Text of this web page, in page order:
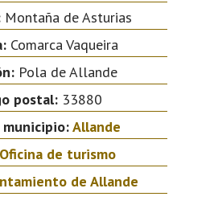
Montaña de Asturias
Comarca Vaqueira
Pola de Allande
postal:33880
Allande
Oficina de turismo
de Allande